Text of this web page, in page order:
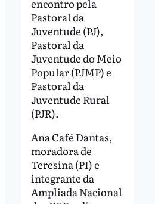
encontro pela
Pastoral da
Juventude (PJ),
Pastoral da
Juventude do Meio
Popular (PJMP) e
Pastoral da
Juventude Rural
(PJR).
Ana Café Dantas,
moradora de
Teresina (PI) e
integrante da
Ampliada Nacional